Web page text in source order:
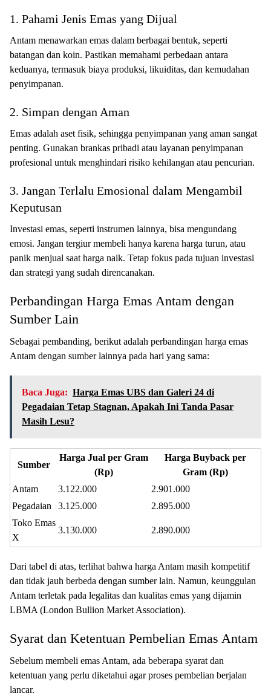
1. Pahami Jenis Emas yang Dijual
Antam menawarkan emas dalam berbagai bentuk, seperti
batangan dan koin. Pastikan memahami perbedaan antara
keduanya, termasuk biaya produksi, likuiditas, dan kemudahan
penyimpanan.
2. Simpan dengan Aman
Emas adalah aset fisik, sehingga penyimpanan yang aman sangat
penting. Gunakan brankas pribadi atau layanan penyimpanan
profesional untuk menghindari risiko kehilangan atau pencurian.
3. Jangan Terlalu Emosional dalam Mengambil
Keputusan
Investasi emas, seperti instrumen lainnya, bisa mengundang
emosi. Jangan tergiur membeli hanya karena harga turun, atau
panik menjual saat harga naik. Tetap fokus pada tujuan investasi
dan strategi yang sudah direncanakan.
Perbandingan Harga Emas Antam dengan
Sumber Lain
Sebagai pembanding, berikut adalah perbandingan harga emas
Antam dengan sumber lainnya pada hari yang sama:
Baca Juga: Harga Emas UBS dan Galeri 24 di
Pegadaian Tetap Stagnan, Apakah Ini Tanda Pasar
Masih Lesu?
Sumber
Harga Jual per Gram
(Rp)
Harga Buyback per
Gram (Rp)
Antam
3.122.000
2.901.000
Pegadaian
3.125.000
2.895.000
Toko Emas
X
3.130.000 2.890.000
Dari tabel di atas, terlihat bahwa harga Antam masih kompetitif
dan tidak jauh berbeda dengan sumber lain. Namun, keunggulan
Antam terletak pada legalitas dan kualitas emas yang dijamin
LBMA (London Bullion Market Association).
Syarat dan Ketentuan Pembelian Emas Antam
Sebelum membeli emas Antam, ada beberapa syarat dan
ketentuan yang perlu diketahui agar proses pembelian berjalan
lancar.